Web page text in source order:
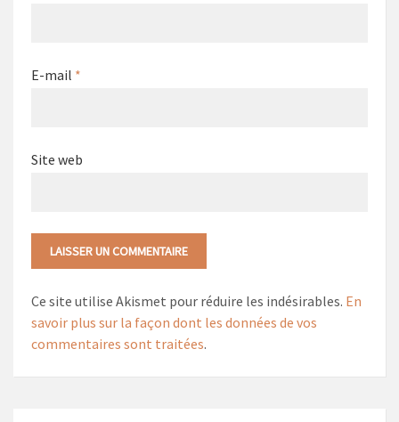
E-mail *
Site web
Ce site utilise Akismet pour réduire les indésirables. En
savoir plus sur la façon dont les données de vos
commentaires sont traitées.